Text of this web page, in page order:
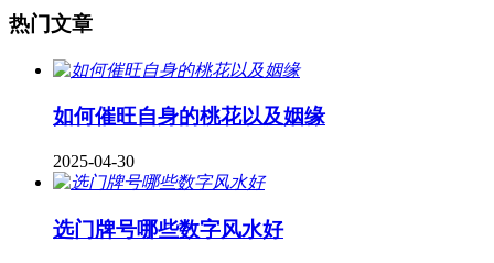
热门文章
如何催旺自身的桃花以及姻缘
2025-04-30
​选门牌号哪些数字风水好